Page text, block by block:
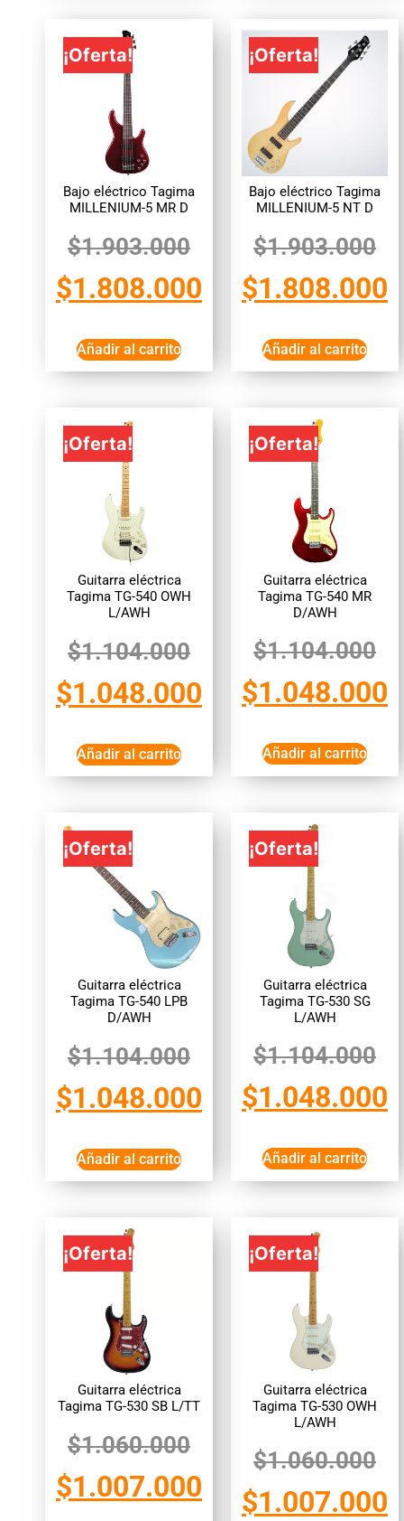
¡Oferta!
Bajo eléctrico Tagima
MILLENIUM-5 MR D
$1.903.000
$1.808.000
Añadir al carrito
¡Oferta!
Bajo eléctrico Tagima
MILLENIUM-5 NT D
$1.903.000
$1.808.000
Añadir al carrito
¡Oferta!
Guitarra eléctrica
Tagima TG-540 OWH
L/AWH
$1.104.000
$1.048.000
Añadir al carrito
¡Oferta!
Guitarra eléctrica
Tagima TG-540 MR
D/AWH
$1.104.000
$1.048.000
Añadir al carrito
¡Oferta!
Guitarra eléctrica
Tagima TG-540 LPB
D/AWH
$1.104.000
$1.048.000
Añadir al carrito
¡Oferta!
Guitarra eléctrica
Tagima TG-530 SG
L/AWH
$1.104.000
$1.048.000
Añadir al carrito
¡Oferta!
Guitarra eléctrica
Tagima TG-530 SB L/TT
$1.060.000
$1.007.000
¡Oferta!
Guitarra eléctrica
Tagima TG-530 OWH
L/AWH
$1.060.000
$1.007.000